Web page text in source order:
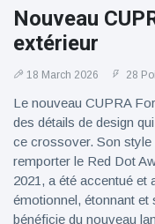
Nouveau
extérieur
18 March 2026 28
Le nouveau CUPRA
des détails de design
ce crossover. Son style
remporter le Red Dot
2021, a été accentué et
émotionnel, étonnant
bénéficie du nouveau